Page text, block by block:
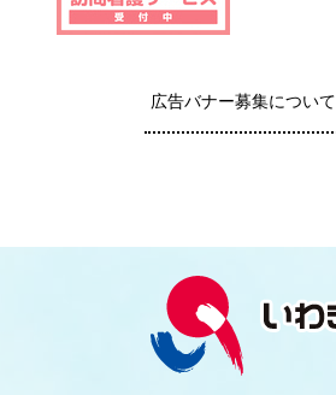
広告バナー募集について